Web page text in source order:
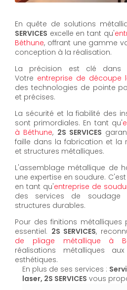
En quête de solutions
SERVICES excelle en tant qu'
Béthune, offrant une gamme
conception à la réalisation.
La précision est clé
Votre entreprise de découpe
des technologies de pointe
et précises.
La sécurité et la fiabilité des
sont primordiales. En tant qu'
à Béthune, 2S SERVICES
faille dans la fabrication et la
et structures métalliques.
L'assemblage métallique de
une expertise en soudure.
en tant qu'entreprise de
des services de soudage
structures durables.
Pour des finitions métalliques
essentiel. 2S SERVICES,
de pliage métallique à
réalisations métalliques
esthétiques.
En plus de ses services :
laser, 2S SERVICES vous